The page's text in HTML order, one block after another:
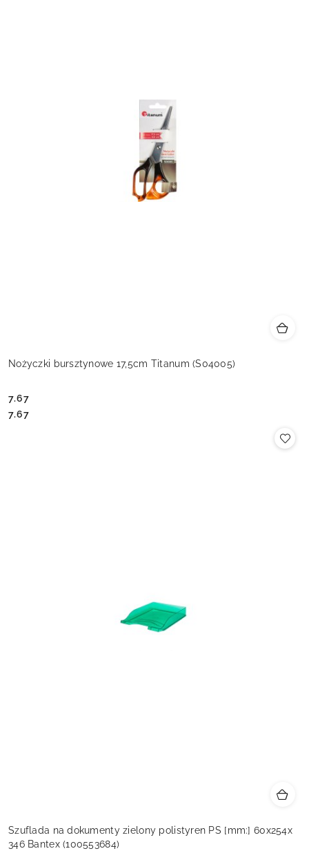
Nożyczki bursztynowe 17,5cm Titanum (S04005)
Cena:
7.67
Cena:
7.67
Szuflada na dokumenty zielony polistyren PS [mm:] 60x254x
346 Bantex (100553684)